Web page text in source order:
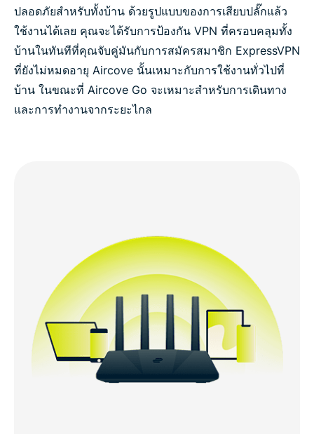
ปลอดภัยสำหรับทั้งบ้าน ด้วยรูปแบบของการเสียบปลั๊กแล้ว
ใช้งานได้เลย คุณจะได้รับการป้องกัน VPN ที่ครอบคลุมทั้ง
บ้านในทันทีที่คุณจับคู่มันกับการสมัครสมาชิก ExpressVPN
ที่ยังไม่หมดอายุ Aircove นั้นเหมาะกับการใช้งานทั่วไปที่
บ้าน ในขณะที่ Aircove Go จะเหมาะสำหรับการเดินทาง
และการทำงานจากระยะไกล